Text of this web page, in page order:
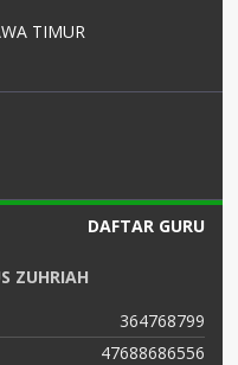
TIMUR
DAFTAR GURU
ZUHRIAH
364768799
47688686556